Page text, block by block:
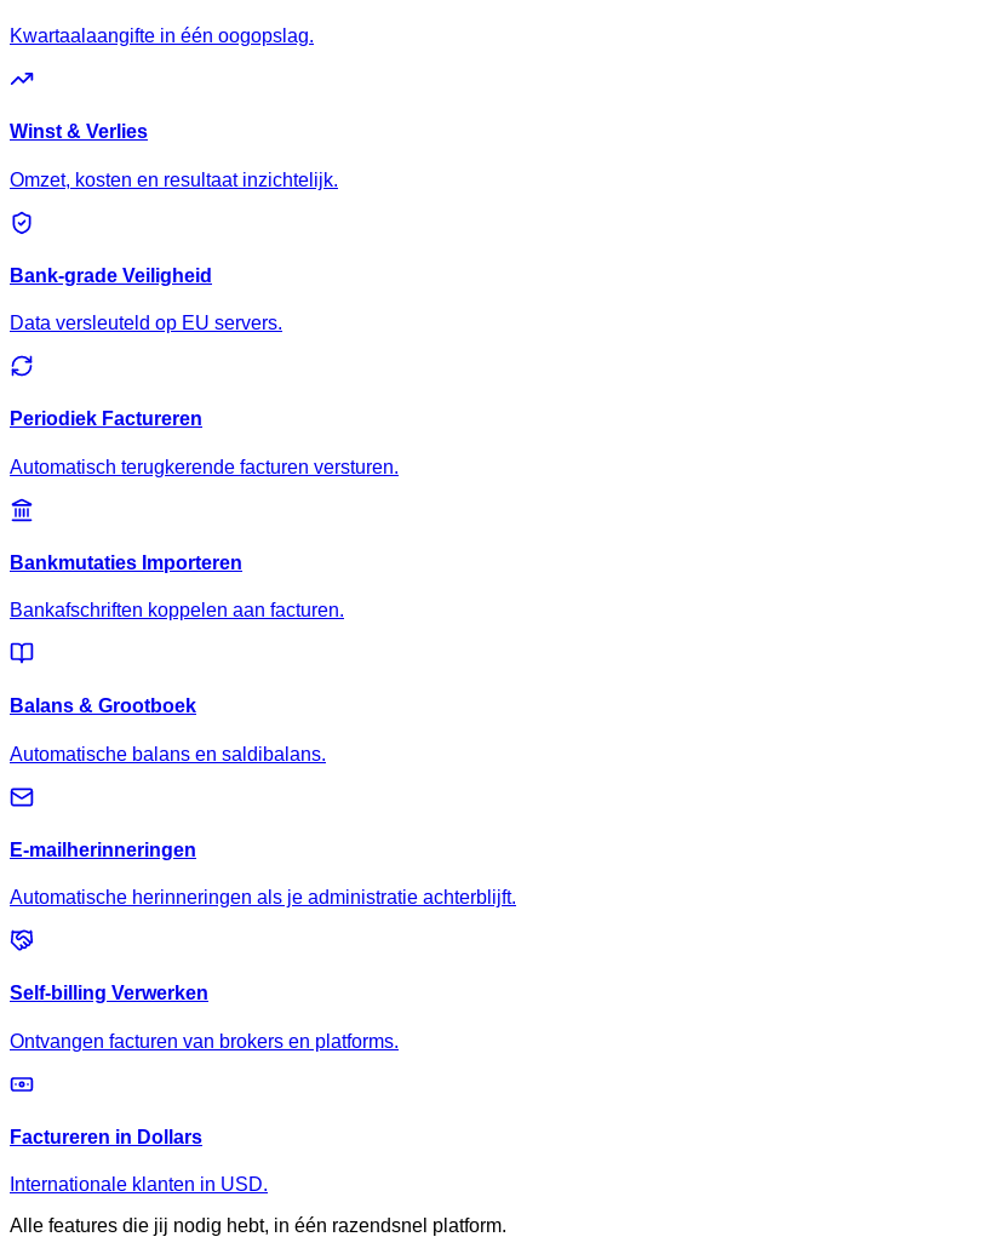
Kwartaalaangifte in één oogopslag.
Winst & Verlies
Omzet, kosten en resultaat inzichtelijk.
Bank-grade Veiligheid
Data versleuteld op EU servers.
Periodiek Factureren
Automatisch terugkerende facturen versturen.
Bankmutaties Importeren
Bankafschriften koppelen aan facturen.
Balans & Grootboek
Automatische balans en saldibalans.
E-mailherinneringen
Automatische herinneringen als je administratie achterblijft.
Self-billing Verwerken
Ontvangen facturen van brokers en platforms.
Factureren in Dollars
Internationale klanten in USD.
Alle features die jij nodig hebt, in één razendsnel platform.